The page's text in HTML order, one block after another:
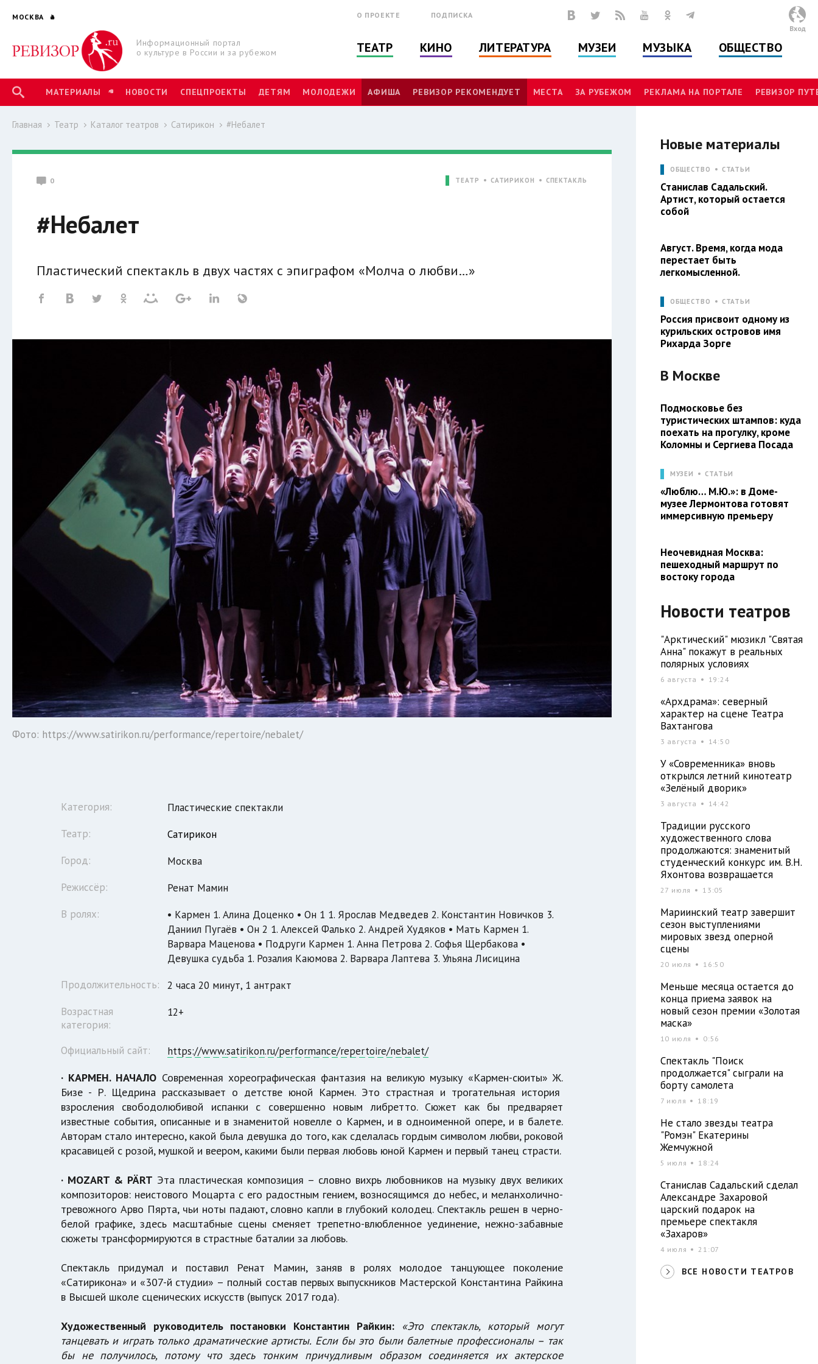
МОСКВА
Информационный портал
о культуре в России и за рубежом
О ПРОЕКТЕ ПОДПИСКА
ТЕАТР КИНО ЛИТЕРАТУРА МУЗЕИ МУЗЫКА ОБЩЕСТВО
Вход
МАТЕРИАЛЫ НОВОСТИ СПЕЦПРОЕКТЫ ДЕТЯМ МОЛОДЕЖИ АФИША РЕВИЗОР РЕКОМЕНДУЕТ МЕСТА ЗА РУБЕЖОМ РЕКЛАМА НА ПОРТАЛЕ РЕВИЗОР
Главная Театр Каталог театров Сатирикон #Небалет
0 ТЕАТР САТИРИКОН СПЕКТАКЛЬ
#Небалет
Пластический спектакль в двух частях с эпиграфом «Молча о любви…»
Фото: https://www.satirikon.ru/performance/repertoire/nebalet/
Категория:
Пластические спектакли
Театр:
Сатирикон
Город:
Москва
Режиссёр:
Ренат Мамин
В ролях:
• Кармен 1. Алина Доценко • Он 1 1. Ярослав Медведев 2. Константин Новичков 3.
Даниил Пугаёв • Он 2 1. Алексей Фалько 2. Андрей Худяков • Мать Кармен 1.
Варвара Маценова • Подруги Кармен 1. Анна Петрова 2. Софья Щербакова •
Девушка судьба 1. Розалия Каюмова 2. Варвара Лаптева 3. Ульяна Лисицина
Продолжительность:
2 часа 20 минут, 1 антракт
Возрастная
категория:
12+
Официальный сайт: https://www.satirikon.ru/performance/repertoire/nebalet/
· КАРМЕН. НАЧАЛО Современная хореографическая фантазия на великую музыку «Кармен-сюиты» Ж.
Бизе - Р. Щедрина рассказывает о детстве юной Кармен. Это страстная и трогательная история
взросления свободолюбивой испанки с совершенно новым либретто. Сюжет как бы предваряет
известные события, описанные и в знаменитой новелле о Кармен, и в одноименной опере, и в балете.
Авторам стало интересно, какой была девушка до того, как сделалась гордым символом любви, роковой
красавицей с розой, мушкой и веером, какими были первая любовь юной Кармен и первый танец страсти.
· MOZART & PÄRT Эта пластическая композиция – словно вихрь любовников на музыку двух великих
композиторов: неистового Моцарта с его радостным гением, возносящимся до небес, и меланхолично-
тревожного Арво Пярта, чьи ноты падают, словно капли в глубокий колодец. Спектакль решен в черно-
белой графике, здесь масштабные сцены сменяет трепетно-влюбленное уединение, нежно-забавные
сюжеты трансформируются в страстные баталии за любовь.
Спектакль придумал и поставил Ренат Мамин, заняв в ролях молодое танцующее поколение
«Сатирикона» и «307-й студии» – полный состав первых выпускников Мастерской Константина Райкина
в Высшей школе сценических искусств (выпуск 2017 года).
Художественный руководитель постановки Константин Райкин:
«Это спектакль, который могут
танцевать и играть только драматические артисты. Если бы это были балетные профессионалы – так
бы не получилось, потому что здесь тонким причудливым образом соединяется их актерское
Новые материалы
ОБЩЕСТВО СТАТЬИ
Станислав Садальский.
Артист, который остается
собой
Август. Время, когда мода
перестает быть
легкомысленной.
ОБЩЕСТВО СТАТЬИ
Россия присвоит одному из
курильских островов имя
Рихарда Зорге
В Москве
Подмосковье без
туристических штампов: куда
поехать на прогулку, кроме
Коломны и Сергиева Посада
МУЗЕИ СТАТЬИ
«Люблю… М.Ю.»: в Доме-
музее Лермонтова готовят
иммерсивную премьеру
Неочевидная Москва:
пешеходный маршрут по
востоку города
Новости театров
"Арктический" мюзикл "Святая
Анна" покажут в реальных
полярных условиях
6 августа 19:24
«Архдрама»: северный
характер на сцене Театра
Вахтангова
3 августа 14:50
У «Современника» вновь
открылся летний кинотеатр
«Зелёный дворик»
3 августа 14:42
Традиции русского
художественного слова
продолжаются: знаменитый
студенческий конкурс им. В.Н.
Яхонтова возвращается
27 июля 13:05
Мариинский театр завершит
сезон выступлениями
мировых звезд оперной
сцены
20 июля 16:50
Меньше месяца остается до
конца приема заявок на
новый сезон премии «Золотая
маска»
10 июля 0:56
Спектакль "Поиск
продолжается" сыграли на
борту самолета
7 июля 18:19
Не стало звезды театра
"Ромэн" Екатерины
Жемчужной
5 июля 18:24
Станислав Садальский сделал
Александре Захаровой
царский подарок на
премьере спектакля
«Захаров»
4 июля 21:07
ВСЕ НОВОСТИ ТЕАТРОВ